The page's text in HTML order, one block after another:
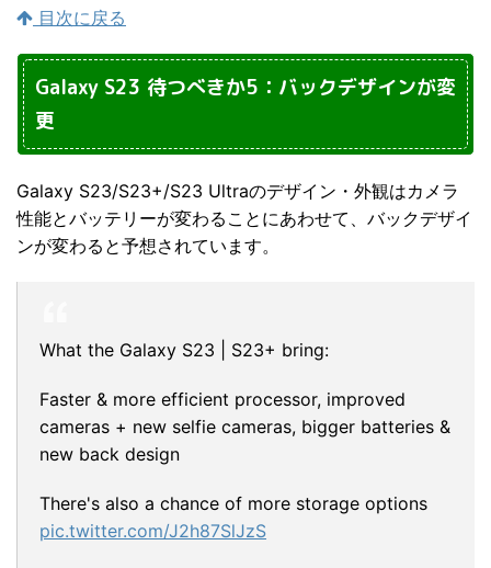
目次に戻る
Galaxy S23 待つべきか5：バックデザインが変
更
Galaxy S23/S23+/S23 Ultraのデザイン・外観はカメラ
性能とバッテリーが変わることにあわせて、バックデザイ
ンが変わると予想されています。
What the Galaxy S23 | S23+ bring:
Faster & more efficient processor, improved
cameras + new selfie cameras, bigger batteries &
new back design
There's also a chance of more storage options
pic.twitter.com/J2h87SlJzS